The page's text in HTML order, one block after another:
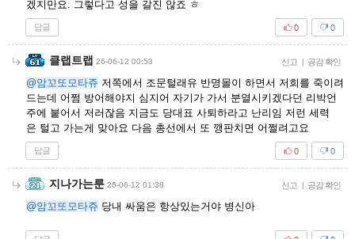
겠지만요. 그렇다고 성을 갈진 않죠 ㅎ
답글 0
0
클랩트랩 26-06-12 00:53 신고 | 공감 확인
@암꼬또모타쥬 저쪽에서 조문털래유 반명몰이 하면서 저희를 죽이려
드는데 어쩜 방어해야지 심지어 자기가 가서 분열시키겠다던 리박언
주에 붙어서 저러잖음 지금도 당대표 사퇴하라고 난리임 저런 세력
은 털고 가는게 맞아요 다음 총선에서 또 깽판치면 어쩔려고요
답글 0
0
지나가는룬 26-06-12 01:38 신고 | 공감 확인
@암꼬또모타쥬 당내 싸움은 항상있는거야 병신아